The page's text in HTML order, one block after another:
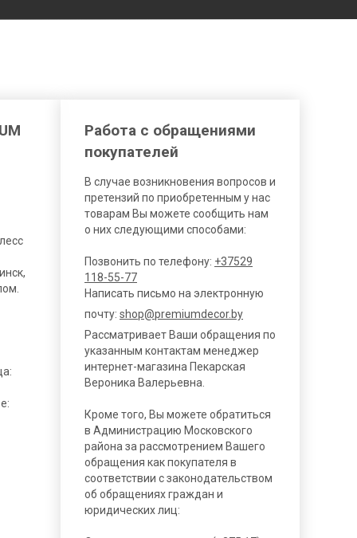
Работа с обращениями
покупателей
В случае возникновения вопросов и
претензий по приобретенным у нас
товарам Вы можете сообщить нам
о них следующими способами:
Позвонить по телефону: +37529
118-55-77
Написать письмо на электронную
почту: shop@premiumdecor.by
Рассматривает Ваши обращения по
указанным контактам менеджер
интернет-магазина Пекарская
Вероника Валерьевна.
Кроме того, Вы можете обратиться
в Администрацию Московского
района за рассмотрением Вашего
обращения как покупателя в
соответствии с законодательством
об обращениях граждан и
юридических лиц: